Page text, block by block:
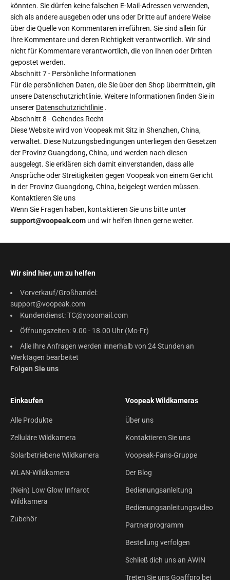
könnten. Sie dürfen keine falschen E-Mail-Adressen verwenden,
sich als andere ausgeben oder uns oder Dritte auf andere Weise
über die Quelle von Kommentaren irreführen. Sie sind allein für
Ihre Kommentare und deren Richtigkeit verantwortlich. Wir sind
nicht für Kommentare verantwortlich, die von Ihnen oder Dritten
gepostet werden.
Abschnitt 7 - Persönliche Informationen
Für die persönlichen Daten, die Sie über den Shop übermitteln, gilt
unsere Datenschutzrichtlinie. Weitere Informationen finden Sie in
unserer Datenschutzrichtlinie .
Abschnitt 8 - Geltendes Recht
Diese Website wird von Voopeak mit Sitz in Shenzhen, China,
verwaltet. Diese Nutzungsbedingungen unterliegen den Gesetzen
der Provinz Guangdong, China, und werden nach diesen
ausgelegt. Sie erklären sich damit einverstanden, dass alle
Ansprüche oder Streitigkeiten gegen Voopeakvon einem Gericht
in der Provinz Guangdong, China, beigelegt werden müssen.
Kontaktieren Sie uns
Wenn Sie Fragen haben, kontaktieren Sie uns bitte unter
support@voopeak.com und wir helfen Ihnen gerne weiter.
Wir sind hier, um zu helfen
Vorverkauf/Großhandel:
support@voopeak.com
Kundendienst: TC@yooomail.com
Öffnungszeiten: 9.00 - 18.00 Uhr (Mo-Fr)
Alle Ihre Anfragen werden innerhalb von 24 Stunden an
Werktagen bearbeitet
Folgen Sie uns
Einkaufen
Alle Produkte
Zelluläre Wildkamera
Solarbetriebene Wildkamera
WLAN-Wildkamera
(Nein) Low Glow Infrarot
Wildkamera
Zubehör
Voopeak Wildkameras
Über uns
Kontaktieren Sie uns
Voopeak-Fans-Gruppe
Der Blog
Bedienungsanleitung
Bedienungsanleitungsvideo
Partnerprogramm
Bestellung verfolgen
Schließ dich uns an AWIN
Treten Sie uns Goaffpro bei